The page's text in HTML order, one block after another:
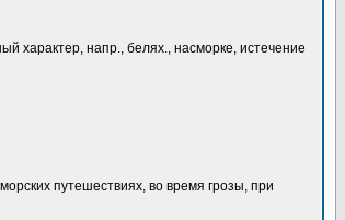
характер, напр., белях., насморке, истечение
путешествиях, во время грозы, при